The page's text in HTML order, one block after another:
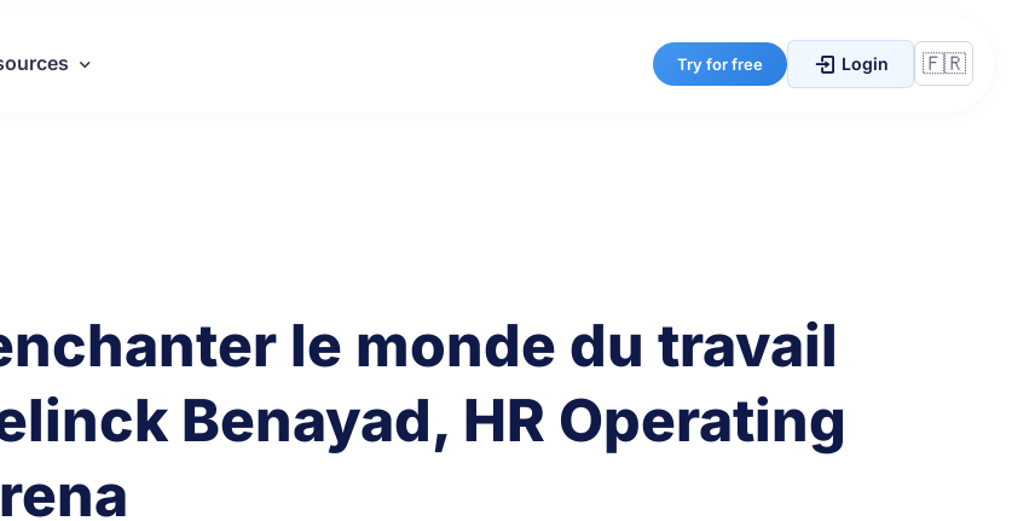
Try for free Login
le monde du travail
Benayad, HR Operating